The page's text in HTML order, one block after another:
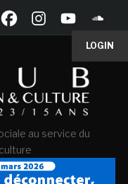
LOGIN
au service du